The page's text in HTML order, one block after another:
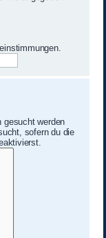
gesucht werden
sofern du die